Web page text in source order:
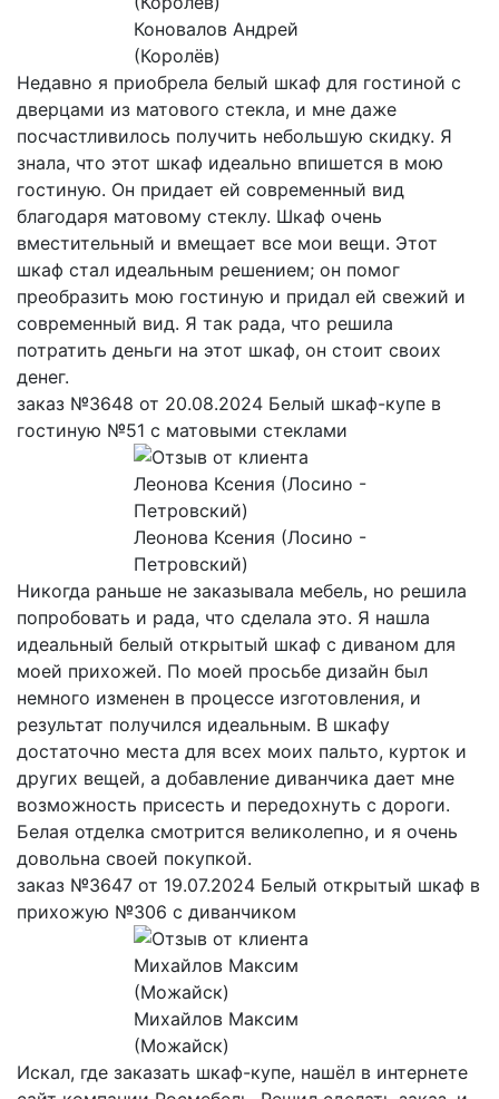
Коновалов Андрей
(Королёв)
Недавно я приобрела белый шкаф для гостиной с
дверцами из матового стекла, и мне даже
посчастливилось получить небольшую скидку. Я
знала, что этот шкаф идеально впишется в мою
гостиную. Он придает ей современный вид
благодаря матовому стеклу. Шкаф очень
вместительный и вмещает все мои вещи. Этот
шкаф стал идеальным решением; он помог
преобразить мою гостиную и придал ей свежий и
современный вид. Я так рада, что решила
потратить деньги на этот шкаф, он стоит своих
денег.
заказ №3648 от 20.08.2024 Белый шкаф-купе в
гостиную №51 с матовыми стеклами
Леонова Ксения (Лосино -
Петровский)
Никогда раньше не заказывала мебель, но решила
попробовать и рада, что сделала это. Я нашла
идеальный белый открытый шкаф с диваном для
моей прихожей. По моей просьбе дизайн был
немного изменен в процессе изготовления, и
результат получился идеальным. В шкафу
достаточно места для всех моих пальто, курток и
других вещей, а добавление диванчика дает мне
возможность присесть и передохнуть с дороги.
Белая отделка смотрится великолепно, и я очень
довольна своей покупкой.
заказ №3647 от 19.07.2024 Белый открытый шкаф в
прихожую №306 с диванчиком
Михайлов Максим
(Можайск)
Искал, где заказать шкаф-купе, нашёл в интернете